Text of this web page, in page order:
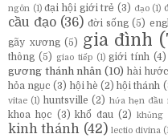
ngôn (1) đại hội giới trẻ (3) đạo (1)
cầu đạo (36) đời sống (5)
gãy xương (5) gia đình
thông (5) giao tiếp (1) giới tính (4)
gương thánh nhân (10) hài hước
hỏa ngục (3) hội hè (2) hội thánh
vitae (1) huntsville (2) hứa hẹn đầu
khoa học (3) khổ đau (2) khủng
kinh thánh (42) lectio divina